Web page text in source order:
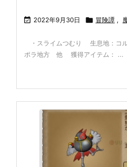
 2022年9月30日  冒険譚 ,
・スライムつむり 生息
ポラ地方 他 獲得アイテム： ...